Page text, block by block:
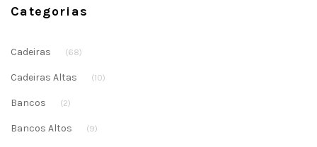
Categorias
Cadeiras (68)
Cadeiras Altas (10)
Bancos (2)
Bancos Altos (9)